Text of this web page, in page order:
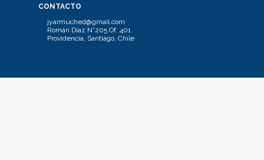
CONTACTO
jyarmuched@gmail.com
Román Díaz N°205 Of. 401.
Providencia, Santiago, Chile